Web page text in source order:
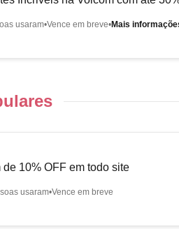
usaram Vence em breve Mais
de 10% OFF em todo site
usaram Vence em breve